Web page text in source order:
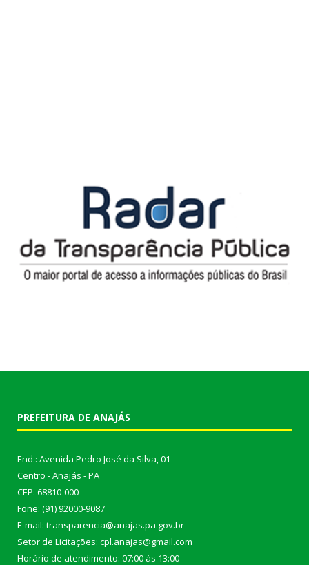
PREFEITURA DE ANAJÁS
End.: Avenida Pedro José da Silva, 01
Centro - Anajás - PA
CEP: 68810-000
Fone: (91) 92000-9087
E-mail: transparencia@anajas.pa.gov.br
Setor de Licitações: cpl.anajas@gmail.com
Horário de atendimento: 07:00 às 13:00